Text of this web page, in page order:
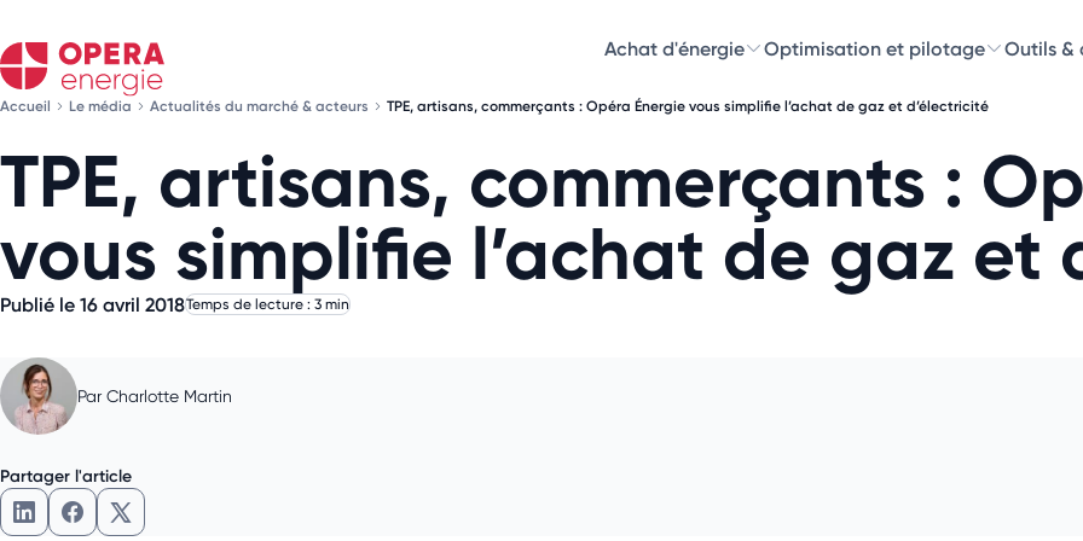
Achat d'énergie Optimisation et pilotage Outils &
Accueil Le média Actualités du marché & acteurs TPE, artisans, commerçants : Opéra Énergie vous simplifie l’achat de gaz et d’électricité
TPE, artisans, commerçants :
vous simplifie l’achat de gaz et
Publié le 16 avril 2018Temps de lecture : 3 min
Par Charlotte Martin
Partager l'article
Choisissez les